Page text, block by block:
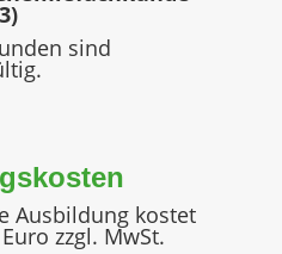
sind
Ausbildung kostet
zzgl. MwSt.